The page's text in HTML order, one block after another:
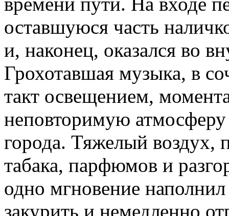
оставшуюся часть
и, наконец, оказался во
Грохотавшая музыка, в
такт освещением,
неповторимую
города. Тяжелый воздух,
табака, парфюмов и
одно мгновение
закурить и немедленно